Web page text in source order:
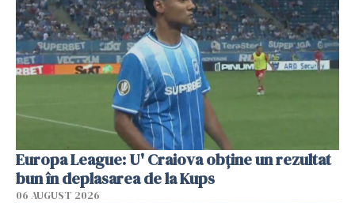
Europa League: U' Craiova obține un rezultat
bun în deplasarea de la Kups
06 AUGUST 2026